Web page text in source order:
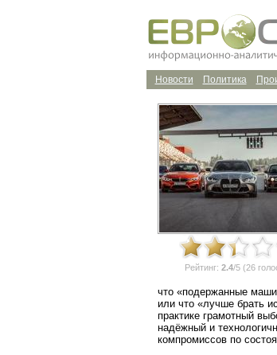
Политика
Новости
Рейтинг: 2.4/5 (26
что «подержанные
или что «лучше брать
практике грамотный
надёжный и
компромиссов по